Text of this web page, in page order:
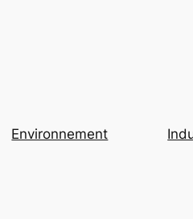
Environnement